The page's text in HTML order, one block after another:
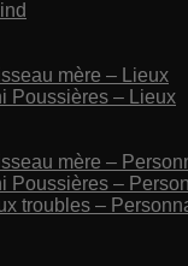
mère – Lieux
Poussières – Lieux
mère –
Poussières –
troubles –